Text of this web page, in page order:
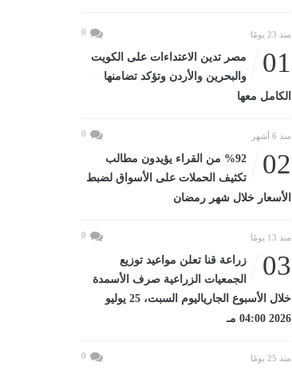
منذ 23 يومًا 0
01
مصر تدين الاعتداءات على الكويت
والبحرين والأردن وتؤكد تضامنها
الكامل معها
منذ 6 أشهر 0
02
%92 من القراء يؤيدون مطالب
تكثيف الحملات على الأسواق لضبط
الأسعار خلال شهر رمضان
منذ 13 يومًا 0
03
زراعة قنا تعلن مواعيد توزيع
الجمعيات الزراعية صرف الأسمدة
خلال الأسبوع الجارياليوم السبت، 25 يوليو
2026 04:00 مـ
منذ 25 يومًا 0